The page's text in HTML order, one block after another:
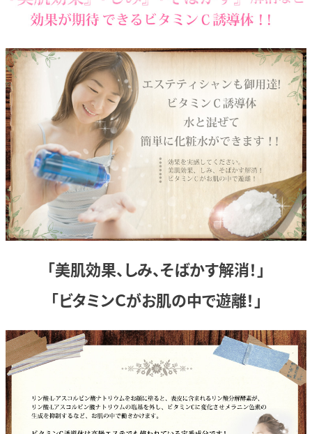
「美肌効果、しみ、そばかす解消！」
「ビタミンＣがお肌の中で遊離！」